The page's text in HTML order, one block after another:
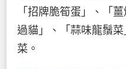
「招牌脆筍蛋」、「
過貓」、「蒜味龍鬚
菜。